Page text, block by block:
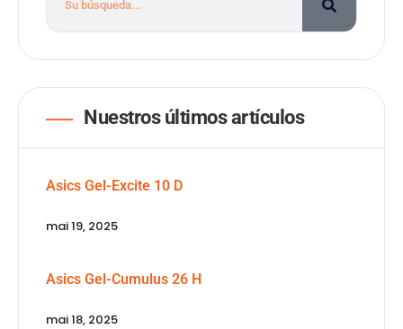
Nuestros últimos artículos
Asics Gel-Excite 10 D
mai 19, 2025
Asics Gel-Cumulus 26 H
mai 18, 2025